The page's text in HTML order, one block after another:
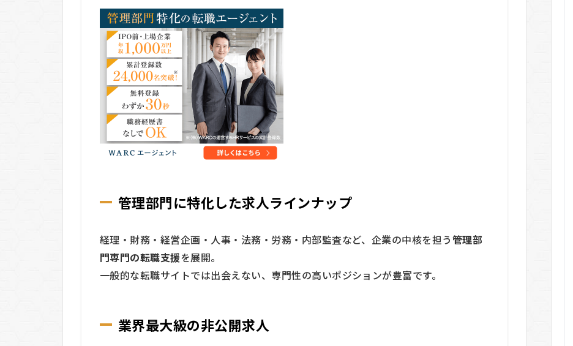
1.4
ハイ
クラ
ス人
材に
特化
した
キャ
リア
アド
バイ
WARC
エー
ント
の悪
い口
コミ
エー
ジェ
管理部門に特化した求人ラインナップ
経理・財務・経営企画・人事・法務・労務・内部監査など、企業の中核を担う管理部
門専門の転職支援を展開。
一般的な転職サイトでは出会えない、専門性の高いポジションが豊富です。
業界最大級の非公開求人